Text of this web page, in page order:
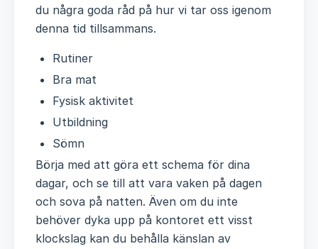
du några goda råd på hur vi tar oss igenom
denna tid tillsammans.
Rutiner
Bra mat
Fysisk aktivitet
Utbildning
Sömn
Börja med att göra ett schema för dina
dagar, och se till att vara vaken på dagen
och sova på natten. Även om du inte
behöver dyka upp på kontoret ett visst
klockslag kan du behålla känslan av